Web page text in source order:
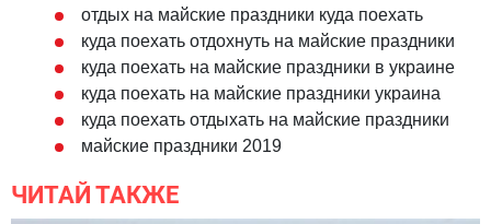
отдых на майские праздники куда поехать
куда поехать отдохнуть на майские праздники
куда поехать на майские праздники в украине
куда поехать на майские праздники украина
куда поехать отдыхать на майские праздники
майские праздники 2019
ЧИТАЙ ТАКЖЕ